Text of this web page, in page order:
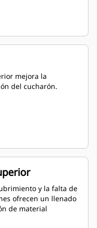
mejora la
del cucharón.
y la falta de
ofrecen un llenado
de material